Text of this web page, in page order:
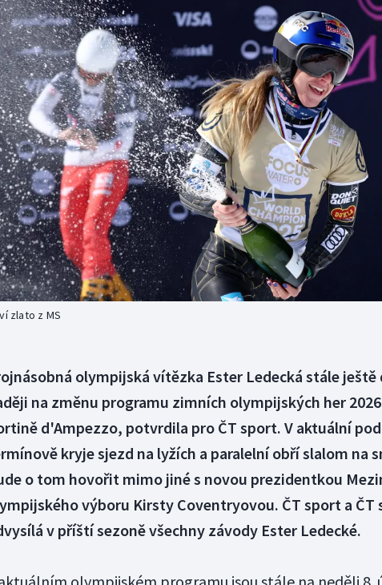
Curling
Dostihy
Florbal
Futsal
Golf
Gymnastika
Moderní pětiboj
Motorsport
Olympijské hry
Parasport
Plavání
Plážový volejbal
zlato z MS
olympijská vítězka Ester Ledecká stále ještě
na změnu programu zimních olympijských her
d'Ampezzo, potvrdila pro ČT sport. V aktuální
kryje sjezd na lyžích a paralelní obří slalom na
o tom hovořit mimo jiné s novou prezidentkou
výboru Kirsty Coventryovou. ČT sport a ČT
v příští sezoně všechny závody Ester Ledecké.